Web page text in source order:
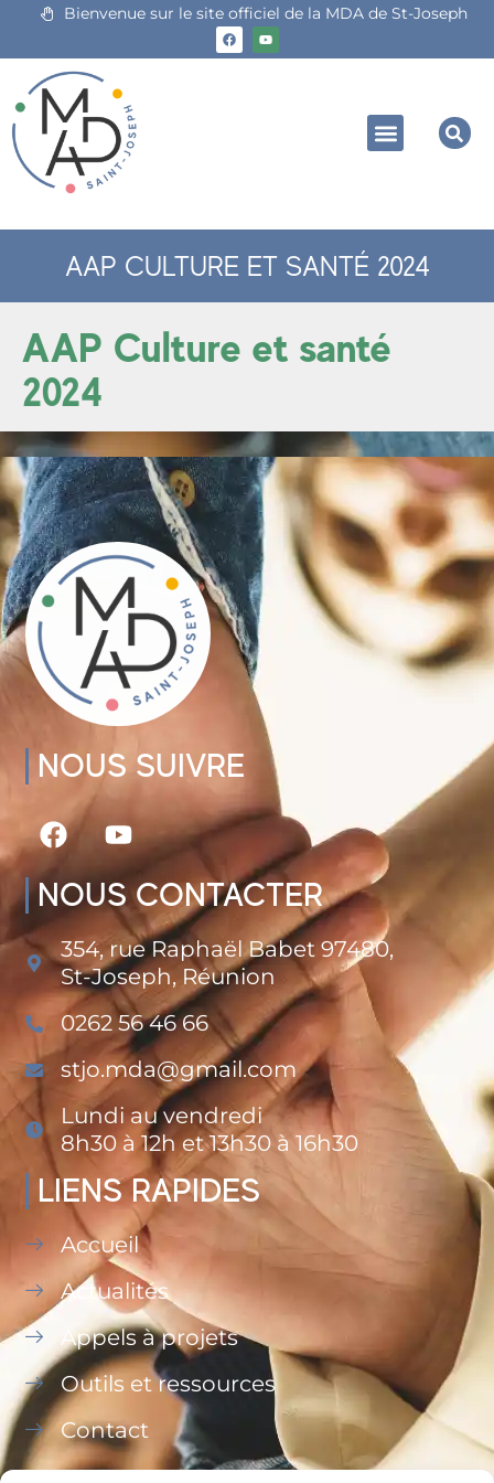
Bienvenue sur le site officiel de la MDA de St-Joseph
AAP CULTURE ET SANTÉ 2024
AAP Culture et santé
2024
NOUS SUIVRE
NOUS CONTACTER
354, rue Raphaël Babet 97480,
St-Joseph, Réunion
0262 56 46 66
stjo.mda@gmail.com
Lundi au vendredi
8h30 à 12h et 13h30 à 16h30
LIENS RAPIDES
Accueil
Actualités
Appels à projets
Outils et ressources
Contact